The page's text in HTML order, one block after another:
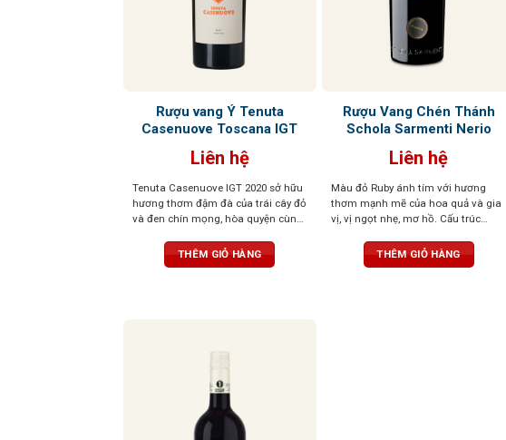
Rượu vang Ý Tenuta
Casenuove Toscana IGT
Liên hệ
Tenuta Casenuove IGT 2020 sở hữu
hương thơm đậm đà của trái cây đỏ
và đen chín mọng, hòa quyện cùng
vị cao quý. Vị rượu đậm, tannin
mượt mà và cân bằng, để lại hậu vị
THÊM GIỎ HÀNG
Rượu Vang Chén Thánh
Schola Sarmenti Nerio
Liên hệ
Màu đỏ Ruby ánh tím với hương
thơm mạnh mẽ của hoa quả và gia
vị, vị ngọt nhẹ, mơ hồ. Cấu trúc
THÊM GIỎ HÀNG